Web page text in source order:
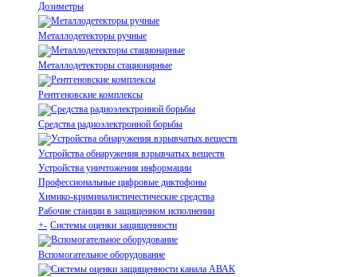
Дозиметры
Металлодетекторы ручные
Металлодетекторы стационарные
Рентгеновские комплексы
Средства радиоэлектронной борьбы
Устройства обнаружения взрывчатых веществ
Устройства уничтожения информации
Профессиональные цифровые диктофоны
Химико-криминалистичестические средства
Рабочие станции в защищенном исполнении
+- Системы оценки защищенности
Вспомогательное оборудование